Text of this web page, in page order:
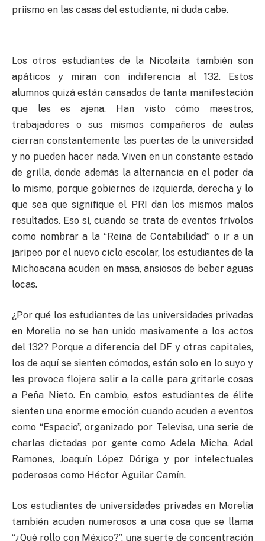
priismo en las casas del estudiante, ni duda cabe.
Los otros estudiantes de la Nicolaita también son
apáticos y miran con indiferencia al 132. Estos
alumnos quizá están cansados de tanta manifestación
que les es ajena. Han visto cómo maestros,
trabajadores o sus mismos compañeros de aulas
cierran constantemente las puertas de la universidad
y no pueden hacer nada. Viven en un constante estado
de grilla, donde además la alternancia en el poder da
lo mismo, porque gobiernos de izquierda, derecha y lo
que sea que signifique el PRI dan los mismos malos
resultados. Eso sí, cuando se trata de eventos frívolos
como nombrar a la “Reina de Contabilidad” o ir a un
jaripeo por el nuevo ciclo escolar, los estudiantes de la
Michoacana acuden en masa, ansiosos de beber aguas
locas.
¿Por qué los estudiantes de las universidades privadas
en Morelia no se han unido masivamente a los actos
del 132? Porque a diferencia del DF y otras capitales,
los de aquí se sienten cómodos, están solo en lo suyo y
les provoca flojera salir a la calle para gritarle cosas
a Peña Nieto. En cambio, estos estudiantes de élite
sienten una enorme emoción cuando acuden a eventos
como “Espacio”, organizado por Televisa, una serie de
charlas dictadas por gente como Adela Micha, Adal
Ramones, Joaquín López Dóriga y por intelectuales
poderosos como Héctor Aguilar Camín.
Los estudiantes de universidades privadas en Morelia
también acuden numerosos a una cosa que se llama
“¿Qué rollo con México?”, una suerte de concentración